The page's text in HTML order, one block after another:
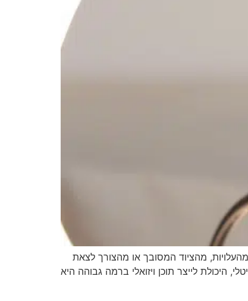
מהציוד המסובך או מהצורך לצאת
היכולת לייצר תוכן ויזואלי ברמה גבוהה היא